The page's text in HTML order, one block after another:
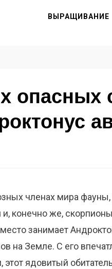
ВЫРАЩИВАНИЕ
опасных
членах мира
конечно же,
занимает
на Земле. С его
ядовитый